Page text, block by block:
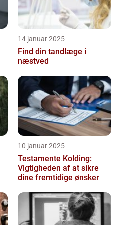
14 januar 2025
Find din tandlæge i
næstved
10 januar 2025
Testamente Kolding:
Vigtigheden af at sikre
dine fremtidige ønsker